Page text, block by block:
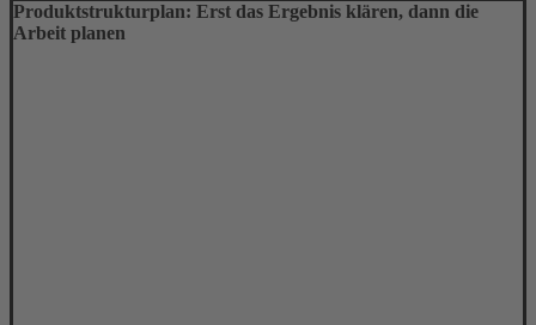
Produktstrukturplan: Erst das Ergebnis klären, dann die
Arbeit planen